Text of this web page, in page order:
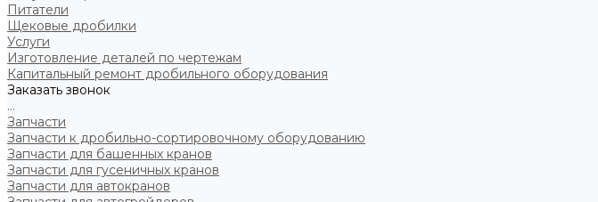
Питатели
Щековые дробилки
Услуги
Изготовление деталей по чертежам
Капитальный ремонт дробильного оборудования
Заказать звонок
...
Запчасти
Запчасти к дробильно-сортировочному оборудованию
Запчасти для башенных кранов
Запчасти для гусеничных кранов
Запчасти для автокранов